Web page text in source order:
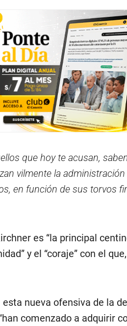
que hoy te acusan,
vilmente la
en función de sus torvos
es “la principal
y el “coraje” con el
nueva ofensiva de la
comenzado a adquirir